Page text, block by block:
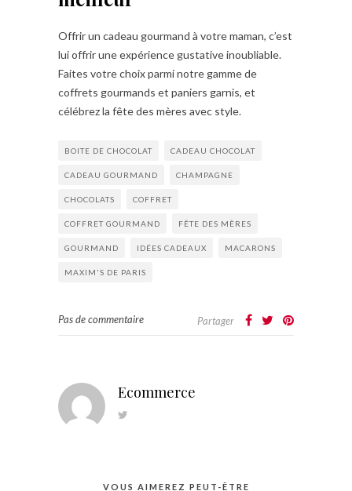
Offrir un cadeau gourmand à votre maman, c’est
lui offrir une expérience gustative inoubliable.
Faites votre choix parmi notre gamme de
coffrets gourmands et paniers garnis, et
célébrez la fête des mères avec style.
BOITE DE CHOCOLAT CADEAU CHOCOLAT
CADEAU GOURMAND CHAMPAGNE
CHOCOLATS COFFRET
COFFRET GOURMAND FÊTE DES MÈRES
GOURMAND IDÉES CADEAUX MACARONS
MAXIM'S DE PARIS
Pas de commentaire Partager
Ecommerce
VOUS AIMEREZ PEUT-ÊTRE